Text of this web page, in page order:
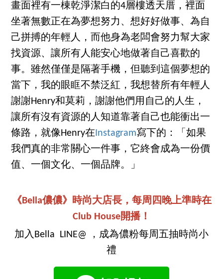
畫面裡有一棟乾淨潔白的4層樓透天厝，裡面
坐著無數正在為夢想努力、想好好做事、為自
己拼搏的年輕人，而他身為老闆會努力幫大家
找資源、讓所有人能安心地做著自己喜歡的
事。雖然僅僅是隔著手機，但聽到這個夢想的
當下，我的眼眶不禁泛紅，我想替所有年輕人
謝謝Henry和莫莉，謝謝他們用自己的人生，
讓所有沒有資源的人知道靠著自己也能衝出一
條路，就像Henry在 Instagram寫下的：「如果
我們真的非常關心一件事，它終會成為一份價
值、一個文化、一個品牌。」
《Bella儂儂》時尚大店長，每周四晚上準時在
Club House開播！
加入Bella LINE@ ，成為儂粉每周五抽時尚小
禮